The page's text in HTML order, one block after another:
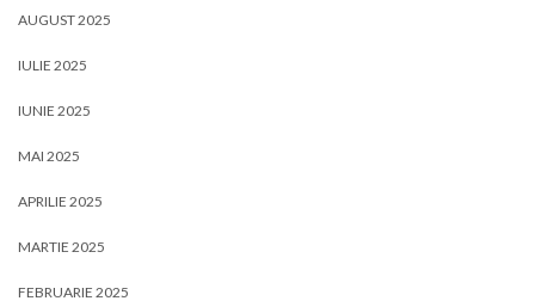
AUGUST 2025
IULIE 2025
IUNIE 2025
MAI 2025
APRILIE 2025
MARTIE 2025
FEBRUARIE 2025